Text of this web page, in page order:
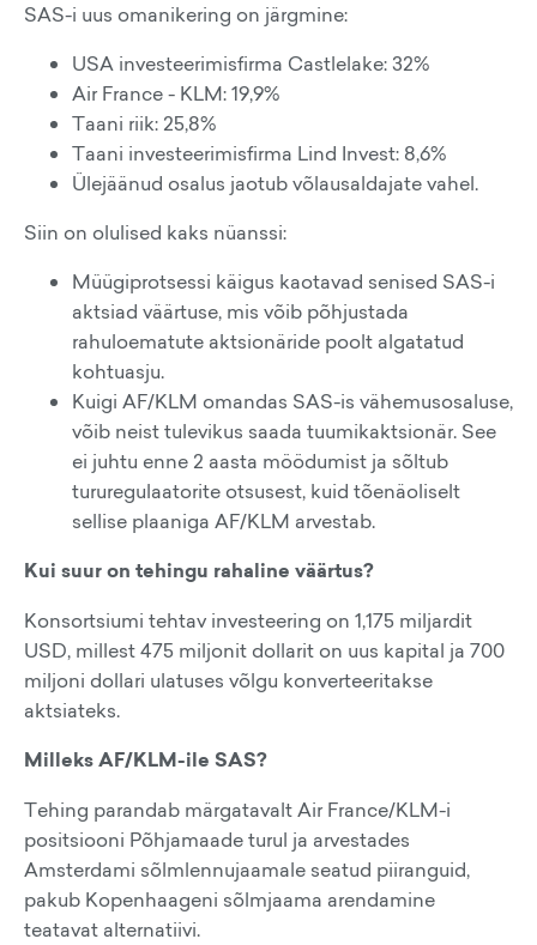
SAS-i uus omanikering on järgmine:
USA investeerimisfirma Castlelake: 32%
Air France - KLM: 19,9%
Taani riik: 25,8%
Taani investeerimisfirma Lind Invest: 8,6%
Ülejäänud osalus jaotub võlausaldajate vahel.
Siin on olulised kaks nüanssi:
Müügiprotsessi käigus kaotavad senised SAS-i
aktsiad väärtuse, mis võib põhjustada
rahuloematute aktsionäride poolt algatatud
kohtuasju.
Kuigi AF/KLM omandas SAS-is vähemusosaluse,
võib neist tulevikus saada tuumikaktsionär. See
ei juhtu enne 2 aasta möödumist ja sõltub
tururegulaatorite otsusest, kuid tõenäoliselt
sellise plaaniga AF/KLM arvestab.
Kui suur on tehingu rahaline väärtus?
Konsortsiumi tehtav investeering on 1,175 miljardit
USD, millest 475 miljonit dollarit on uus kapital ja 700
miljoni dollari ulatuses võlgu konverteeritakse
aktsiateks.
Milleks AF/KLM-ile SAS?
Tehing parandab märgatavalt Air France/KLM-i
positsiooni Põhjamaade turul ja arvestades
Amsterdami sõlmlennujaamale seatud piiranguid,
pakub Kopenhaageni sõlmjaama arendamine
teatavat alternatiivi.